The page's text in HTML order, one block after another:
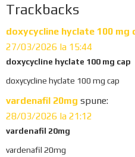
R
e
a
d
e
r
I
Trackbacks
doxycycline hyclate 100 mg
27/03/2026 la 15:44
doxycycline hyclate 100 mg cap
doxycycline hyclate 100 mg cap
vardenafil 20mg spune:
28/03/2026 la 21:12
vardenafil 20mg
vardenafil 20mg